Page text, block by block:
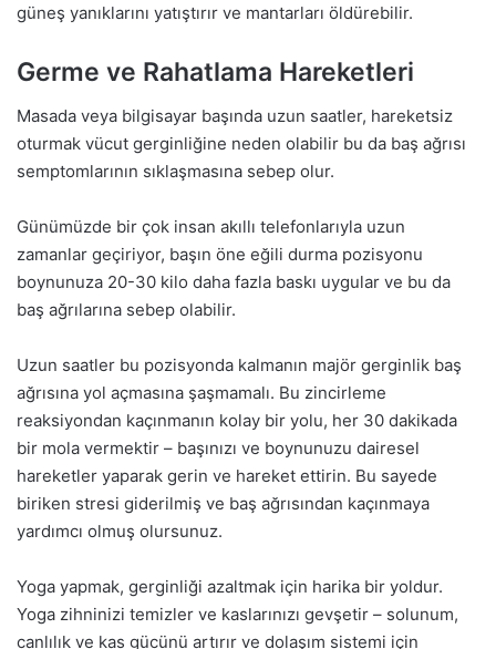
güneş yanıklarını yatıştırır ve mantarları öldürebilir.
Germe ve Rahatlama Hareketleri
Masada veya bilgisayar başında uzun saatler, hareketsiz
oturmak vücut gerginliğine neden olabilir bu da baş ağrısı
semptomlarının sıklaşmasına sebep olur.
Günümüzde bir çok insan akıllı telefonlarıyla uzun
zamanlar geçiriyor, başın öne eğili durma pozisyonu
boynunuza 20-30 kilo daha fazla baskı uygular ve bu da
baş ağrılarına sebep olabilir.
Uzun saatler bu pozisyonda kalmanın majör gerginlik baş
ağrısına yol açmasına şaşmamalı. Bu zincirleme
reaksiyondan kaçınmanın kolay bir yolu, her 30 dakikada
bir mola vermektir – başınızı ve boynunuzu dairesel
hareketler yaparak gerin ve hareket ettirin. Bu sayede
biriken stresi giderilmiş ve baş ağrısından kaçınmaya
yardımcı olmuş olursunuz.
Yoga yapmak, gerginliği azaltmak için harika bir yoldur.
Yoga zihninizi temizler ve kaslarınızı gevşetir – solunum,
canlılık ve kas gücünü artırır ve dolaşım sistemi için